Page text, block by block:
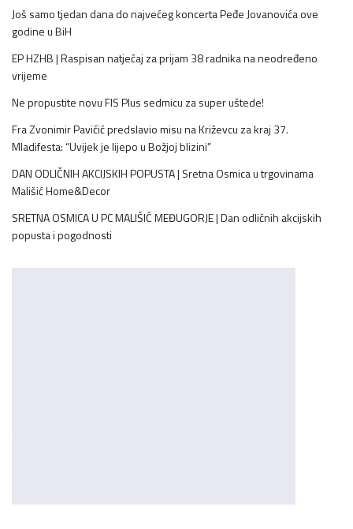
Još samo tjedan dana do najvećeg koncerta Peđe Jovanovića ove
godine u BiH
EP HZHB | Raspisan natječaj za prijam 38 radnika na neodređeno
vrijeme
Ne propustite novu FIS Plus sedmicu za super uštede!
Fra Zvonimir Pavičić predslavio misu na Križevcu za kraj 37.
Mladifesta: “Uvijek je lijepo u Božjoj blizini”
DAN ODLIČNIH AKCIJSKIH POPUSTA | Sretna Osmica u trgovinama
Mališić Home&Decor
SRETNA OSMICA U PC MALIŠIĆ MEĐUGORJE | Dan odličnih akcijskih
popusta i pogodnosti